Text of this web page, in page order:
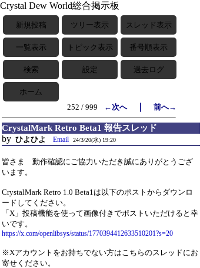
Crystal Dew World総合掲示板
新規投稿 ツリー表示 スレッド表示
一覧表示 トピック表示 番号順表示
検索 設定 過去ログ
ホーム
252 / 999
←次へ｜ 前へ→
CrystalMark Retro Beta1 報告スレッド
by ひよひよ Email 24/3/20(水) 19:20
皆さま 動作確認にご協力いただき誠にありがとうござ
います。
CrystalMark Retro 1.0 Beta1は以下のポストからダウンロ
ードしてください。
「X」投稿機能を使って画像付きでポストいただけると幸
いです。
https://x.com/openlibsys/status/1770394412633510201?s=20
※Xアカウントをお持ちでない方はこちらのスレッドにお
寄せください。